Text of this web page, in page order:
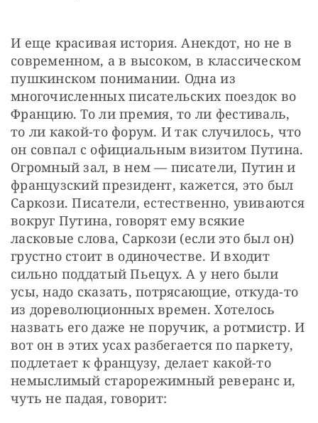
И еще красивая история. Анекдот, но не в
современном, а в высоком, в классическом
пушкинском понимании. Одна из
многочисленных писательских поездок во
Францию. То ли премия, то ли фестиваль,
то ли какой-то форум. И так случилось, что
он совпал с официальным визитом Путина.
Огромный зал, в нем — писатели, Путин и
французский президент, кажется, это был
Саркози. Писатели, естественно, увиваются
вокруг Путина, говорят ему всякие
ласковые слова, Саркози (если это был он)
грустно стоит в одиночестве. И входит
сильно поддатый Пьецух. А у него были
усы, надо сказать, потрясающие, откуда-то
из дореволюционных времен. Хотелось
назвать его даже не поручик, а ротмистр. И
вот он в этих усах разбегается по паркету,
подлетает к французу, делает какой-то
немыслимый старорежимный реверанс и,
чуть не падая, говорит: